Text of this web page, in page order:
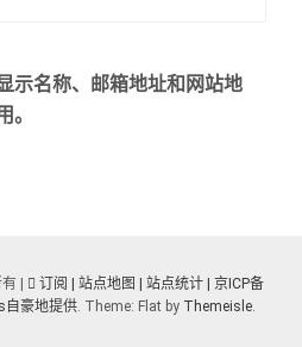
示名称、邮箱地址和网站地
。
| 订阅 | 站点地图 | 站点统计 |
京ICP备
自豪地提供. Theme: Flat by Themeisle.